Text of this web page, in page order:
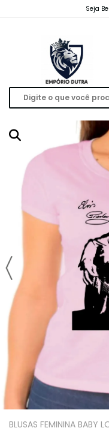
Seja
BLUSAS FEMININA BABY